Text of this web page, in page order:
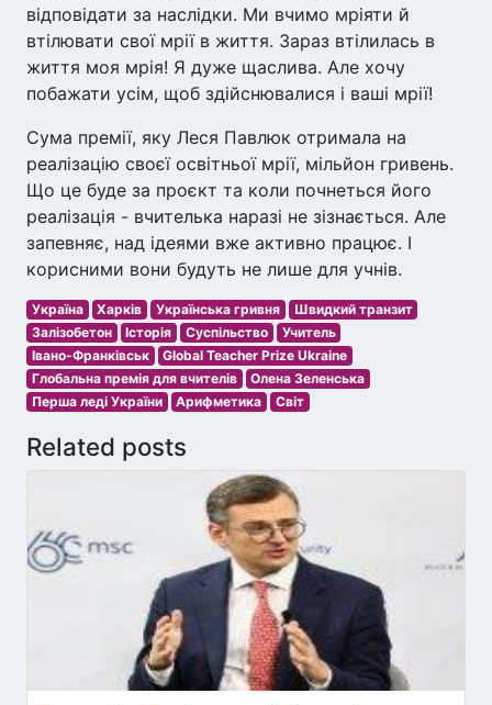
відповідати за наслідки. Ми вчимо мріяти й
втілювати свої мрії в життя. Зараз втілилась в
життя моя мрія! Я дуже щаслива. Але хочу
побажати усім, щоб здійснювалися і ваші мрії!
Сума премії, яку Леся Павлюк отримала на
реалізацію своєї освітньої мрії, мільйон гривень.
Що це буде за проєкт та коли почнеться його
реалізація - вчителька наразі не зізнається. Але
запевняє, над ідеями вже активно працює. І
корисними вони будуть не лише для учнів.
Україна Харків Українська гривня
Швидкий транзит
Залізобетон
Історія Суспільство
Учитель
Івано-Франківськ
Global Teacher Prize Ukraine
Глобальна премія для вчителів
Олена Зеленська
Перша леді України
Арифметика Світ
Related posts